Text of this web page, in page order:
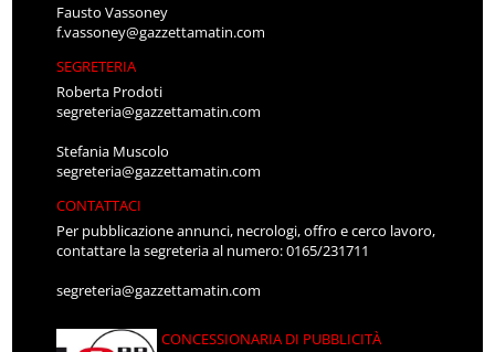
Fausto Vassoney
f.vassoney@gazzettamatin.com
SEGRETERIA
Roberta Prodoti
segreteria@gazzettamatin.com
Stefania Muscolo
segreteria@gazzettamatin.com
CONTATTACI
Per pubblicazione annunci, necrologi, offro e cerco lavoro,
contattare la segreteria al numero: 0165/231711
segreteria@gazzettamatin.com
CONCESSIONARIA DI PUBBLICITÀ